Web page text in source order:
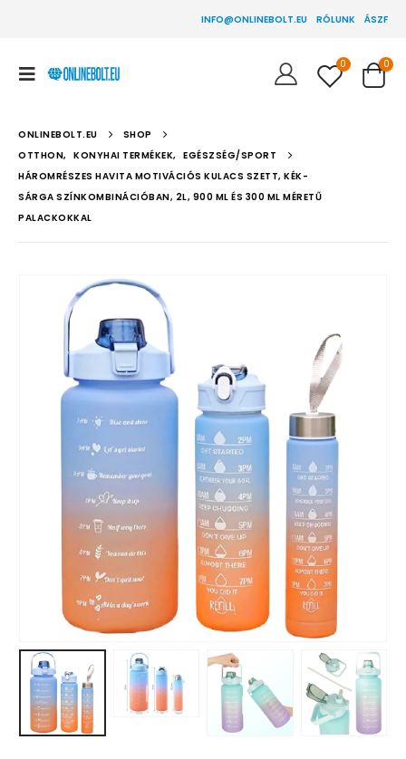
INFO@ONLINEBOLT.EU RÓLUNK ÁSZF
0 0
ONLINEBOLT.EU
SHOP
OTTHON, KONYHAI TERMÉKEK, EGÉSZSÉG/SPORT
HÁROMRÉSZES HAVITA MOTIVÁCIÓS KULACS SZETT, KÉK-
SÁRGA SZÍNKOMBINÁCIÓBAN, 2L, 900 ML ÉS 300 ML MÉRETŰ
PALACKOKKAL